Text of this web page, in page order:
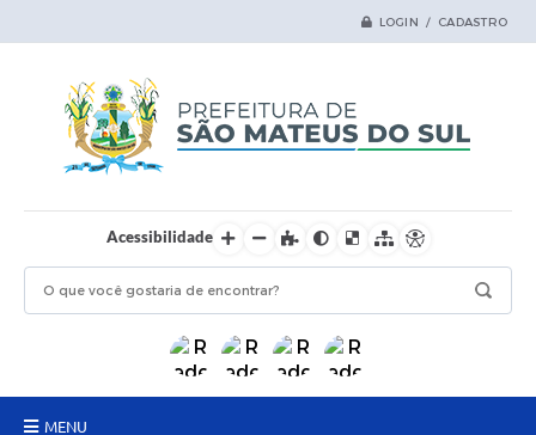
LOGIN / CADASTRO
Acessibilidade
MENU